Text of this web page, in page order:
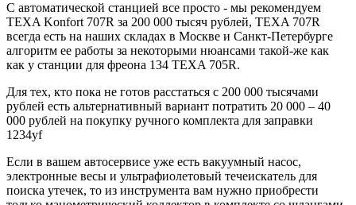
С автоматической станцией все просто - мы рекомендуем
TEXA Konfort 707R за 200 000 тысяч рублей, TEXA 707R
всегда есть на наших складах в Москве и Санкт-Петербурге
алгоритм ее работы за некоторыми нюансами такой-же как
как у станции для фреона 134 TEXA 705R.
Для тех, кто пока не готов расстаться с 200 000 тысячами
рублей есть альтернативный вариант потратить 20 000 – 40
000 рублей на покупку ручного комплекта для заправки
1234yf
Если в вашем автосервисе уже есть вакуумный насос,
электронные весы и ультрафиолетовый течеискатель для
поиска утечек, то из инструмента вам нужно приобрести